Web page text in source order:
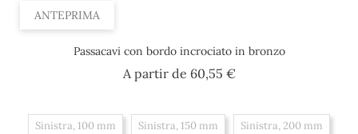
ANTEPRIMA
Passacavi con bordo incrociato in bronzo
A partir de 60,55 €Prezzo
Sinistra, 100 mm Sinistra, 150 mm Sinistra, 200 mm